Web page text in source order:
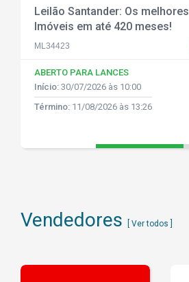
Leilão Santander: Os melhores
Imóveis em até 420 meses!
ML34423
ABERTO PARA LANCES
Início: 30/07/2026 às 10:00
Término: 11/08/2026 às 13:26
Vendedores [ Ver todos ]